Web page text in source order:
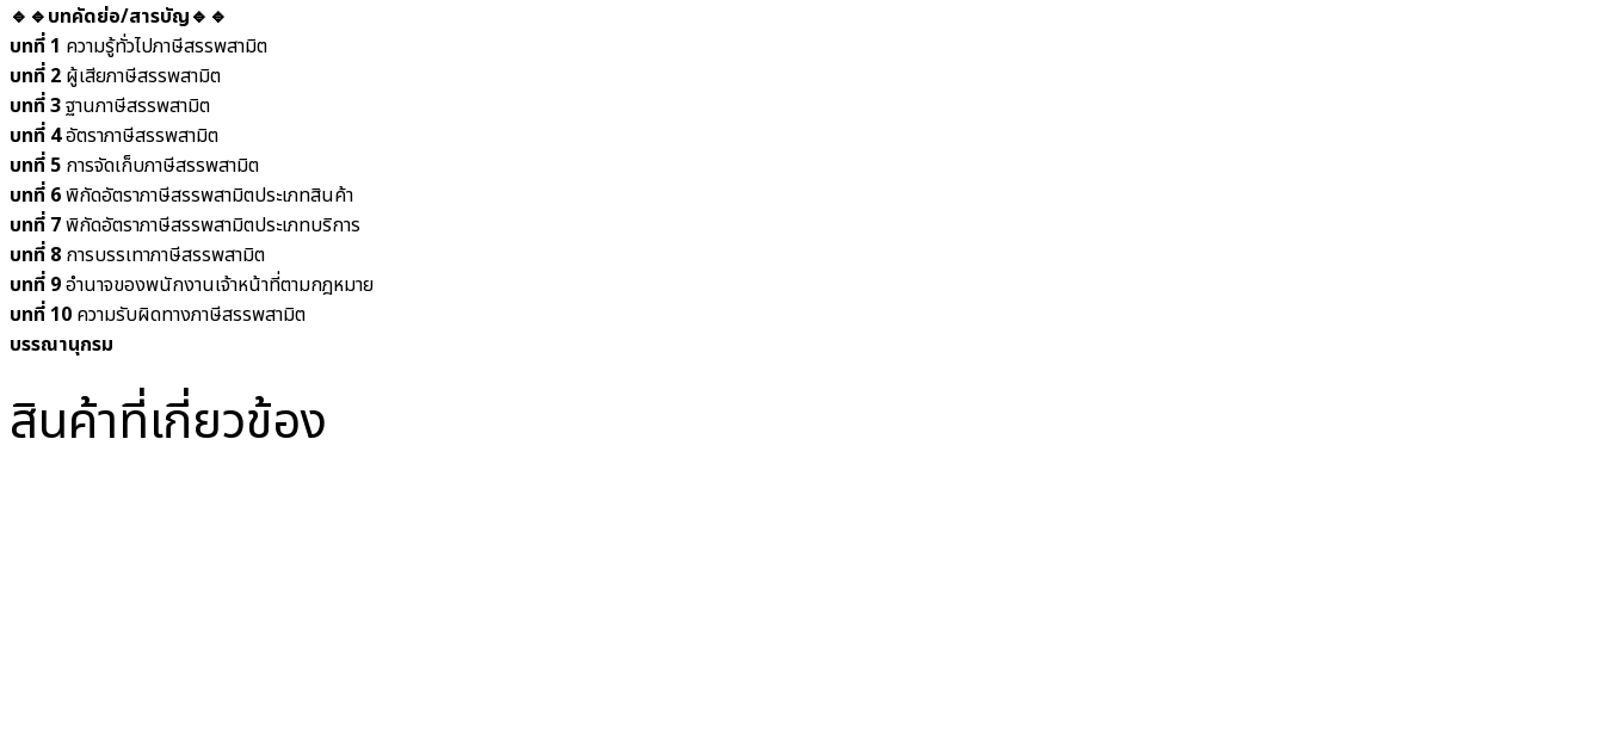
🔹🔹บทคัดย่อ/สารบัญ🔹🔹
บทที่ 1 ความรู้ทั่วไปภาษีสรรพสามิต
บทที่ 2 ผู้เสียภาษีสรรพสามิต
บทที่ 3ฐานภาษีสรรพสามิต
บทที่ 4อัตราภาษีสรรพสามิต
บทที่ 5 การจัดเก็บภาษีสรรพสามิต
บทที่ 6พิกัดอัตราภาษีสรรพสามิตประเภทสินค้า
บทที่ 7พิกัดอัตราภาษีสรรพสามิตประเภทบริการ
บทที่ 8 การบรรเทาภาษีสรรพสามิต
บทที่ 9อำนาจของพนักงานเจ้าหน้าที่ตามกฎหมาย
บทที่ 10 ความรับผิดทางภาษีสรรพสามิต
บรรณานุกรม
สินค้าที่เกี่ยวข้อง